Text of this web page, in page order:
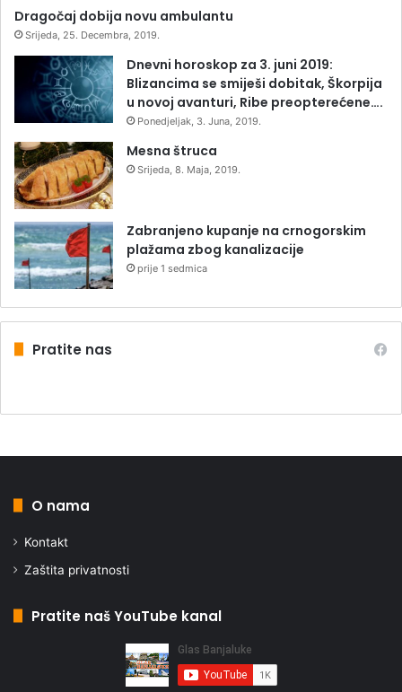
Dragočaj dobija novu ambulantu
Srijeda, 25. Decembra, 2019.
Dnevni horoskop za 3. juni 2019:
Blizancima se smiješi dobitak, Škorpija
u novoj avanturi, Ribe preopterećene….
Ponedjeljak, 3. Juna, 2019.
Mesna štruca
Srijeda, 8. Maja, 2019.
Zabranjeno kupanje na crnogorskim
plažama zbog kanalizacije
prije 1 sedmica
Pratite nas
O nama
Kontakt
Zaštita privatnosti
Pratite naš YouTube kanal